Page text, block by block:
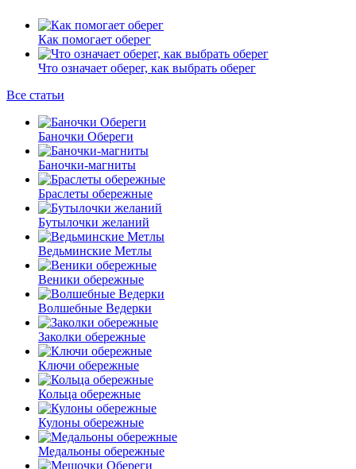
Как помогает оберег
Что означает оберег, как выбрать оберег
Все статьи
Баночки Обереги
Баночки-магниты
Браслеты обережные
Бутылочки желаний
Ведьминские Метлы
Веники обережные
Волшебные Ведерки
Заколки обережные
Ключи обережные
Кольца обережные
Кулоны обережные
Медальоны обережные